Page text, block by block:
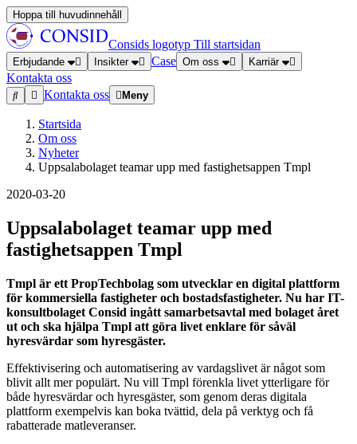
Hoppa till huvudinnehåll
Consids logotyp Till startsidan
Erbjudande Insikter Case Om oss Karriär
Kontakta oss
Kontakta oss
Meny
Startsida
Om oss
Nyheter
Uppsalabolaget teamar upp med fastighetsappen Tmpl
2020-03-20
Uppsalabolaget teamar upp med
fastighetsappen Tmpl
Tmpl är ett PropTechbolag som utvecklar en digital plattform
för kommersiella fastigheter och bostadsfastigheter. Nu har IT-
konsultbolaget Consid ingått samarbetsavtal med bolaget året
ut och ska hjälpa Tmpl att göra livet enklare för såväl
hyresvärdar som hyresgäster.
Effektivisering och automatisering av vardagslivet är något som
blivit allt mer populärt. Nu vill Tmpl förenkla livet ytterligare för
både hyresvärdar och hyresgäster, som genom deras digitala
plattform exempelvis kan boka tvättid, dela på verktyg och få
rabatterade matleveranser.